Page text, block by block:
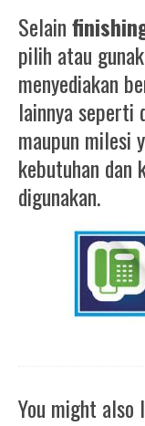
Selain
pilih atau
menyediakan
lainnya seperti
maupun milesi
kebutuhan dan
digunakan.
You might also